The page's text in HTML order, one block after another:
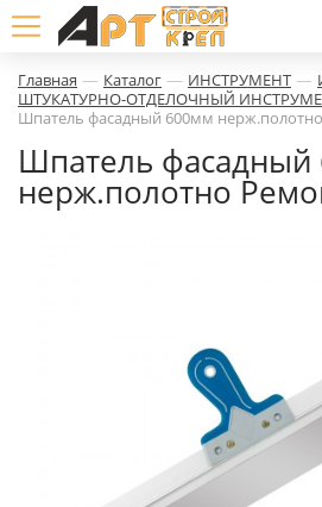
Главная — Каталог — ИНСТРУМЕНТ —
ШТУКАТУРНО-ОТДЕЛОЧНЫЙ
Шпатель фасадный 600мм
Шпатель
нерж.полотно